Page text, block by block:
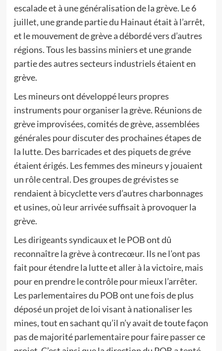
escalade et à une généralisation de la grève. Le 6
juillet, une grande partie du Hainaut était à l’arrêt,
et le mouvement de grève a débordé vers d’autres
régions. Tous les bassins miniers et une grande
partie des autres secteurs industriels étaient en
grève.
Les mineurs ont développé leurs propres
instruments pour organiser la grève. Réunions de
grève improvisées, comités de grève, assemblées
générales pour discuter des prochaines étapes de
la lutte. Des barricades et des piquets de gréve
étaient érigés. Les femmes des mineurs y jouaient
un rôle central. Des groupes de grévistes se
rendaient à bicyclette vers d’autres charbonnages
et usines, où leur arrivée suffisait à provoquer la
grève.
Les dirigeants syndicaux et le POB ont dû
reconnaître la grève à contrecœur. Ils ne l’ont pas
fait pour étendre la lutte et aller à la victoire, mais
pour en prendre le contrôle pour mieux l’arrêter.
Les parlementaires du POB ont une fois de plus
déposé un projet de loi visant à nationaliser les
mines, tout en sachant qu’il n’y avait de toute façon
pas de majorité parlementaire pour faire passer ce